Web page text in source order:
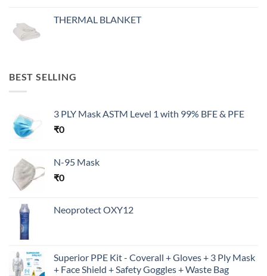
THERMAL BLANKET
BEST SELLING
3 PLY Mask ASTM Level 1 with 99% BFE & PFE
₹0
N-95 Mask
₹0
Neoprotect OXY12
Superior PPE Kit - Coverall + Gloves + 3 Ply Mask
+ Face Shield + Safety Goggles + Waste Bag